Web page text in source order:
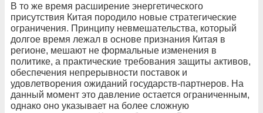
В то же время расширение энергетического
присутствия Китая породило новые стратегические
ограничения. Принципу невмешательства, который
долгое время лежал в основе признания Китая в
регионе, мешают не формальные изменения в
политике, а практические требования защиты активов,
обеспечения непрерывности поставок и
удовлетворения ожиданий государств-­партнеров. На
данный момент это давление остается ограниченным,
однако оно указывает на более сложную